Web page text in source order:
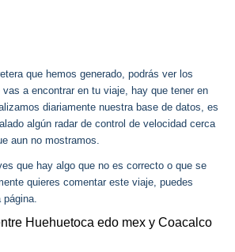
que hemos generado, podrás ver los
a encontrar en tu viaje, hay que tener en
diariamente nuestra base de datos, es
algún radar de control de velocidad cerca
aun no mostramos.
que hay algo que no es correcto o que se
quieres comentar este viaje, puedes
Huehuetoca edo mex y Coacalco